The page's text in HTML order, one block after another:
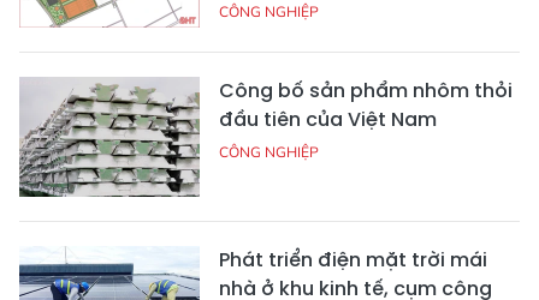
CÔNG NGHIỆP
Công bố sản phẩm nhôm thỏi
đầu tiên của Việt Nam
CÔNG NGHIỆP
Phát triển điện mặt trời mái
nhà ở khu kinh tế, cụm công